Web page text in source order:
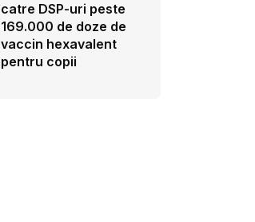
catre DSP-uri peste
169.000 de doze de
vaccin hexavalent
pentru copii